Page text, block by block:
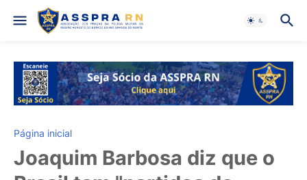
Página inicial
Joaquim Barbosa diz que o